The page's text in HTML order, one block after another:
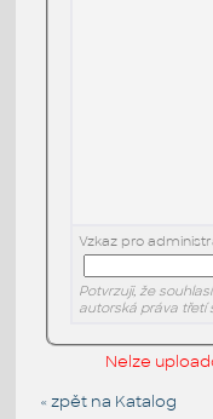
Vzkaz pro
Potvrzuji, že
autorská práva třetí
Nelze
« zpět na Katalog